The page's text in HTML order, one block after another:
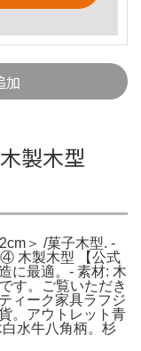
加
製木型
＞ /菓子木型. -
木製木型 【公式
に最適。- 素材: 木
す。ご覧いただき
ィーク家具ラフジ
。アウトレット青
水牛八角柄。杉